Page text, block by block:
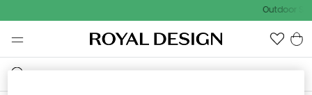
Outdoor